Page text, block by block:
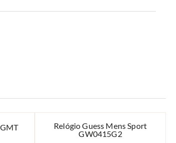
Relógio Guess Mens Sport
GW0415G2